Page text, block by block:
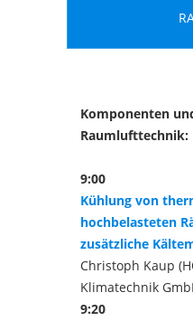
Komponenten
Raumlufttechnik:
9:00
Kühlung von
hochbelasteten
zusätzliche
Christoph Kaup
Klimatechnik
9:20